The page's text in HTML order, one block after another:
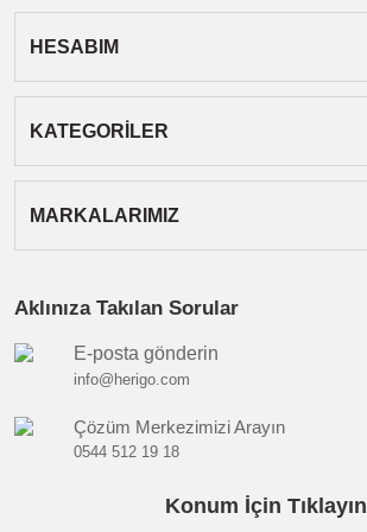
Gönder
HESABIM
KATEGORİLER
MARKALARIMIZ
Aklınıza Takılan Sorular
E-posta gönderin
info@herigo.com
Çözüm Merkezimizi Arayın
0544 512 19 18
Konum İçin Tıklayın